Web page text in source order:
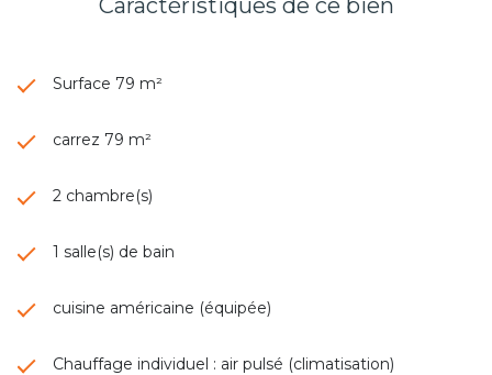
Surface 79 m²
carrez 79 m²
2 chambre(s)
1 salle(s) de bain
cuisine américaine (équipée)
Chauffage individuel : air pulsé (climatisation)